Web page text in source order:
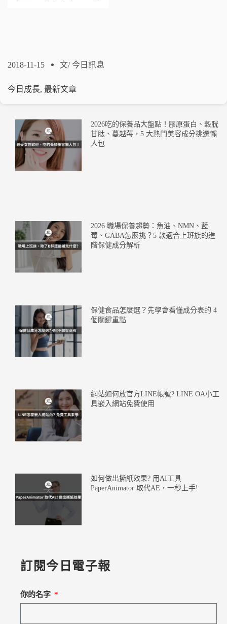
2018-11-15 文/今日訊息
今日成長, 最新文章
2026吃的保養品大盤點！膠原蛋白、穀胱
甘肽、蔓越莓，5 大熱門美容成分挑選懶
人包
2026 職場保養趨勢：魚油、NMN、藍
莓、GABA怎麼挑？5 款適合上班族的進
階保健成分解析
保健食品怎麼選？先學會看懂成分表的 4
個關鍵重點
網站如何放官方LINE帳號? LINE OA小工
具嵌入網站免費使用
如何做出撕紙效果? 用AI工具
PaperAnimator 取代AE，一秒上手!
訂閱今日電子報
你的名字